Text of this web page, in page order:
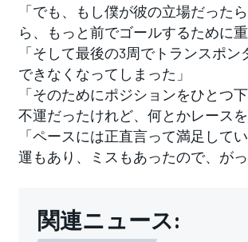
「でも、もし僕が彼の立場だった
ら、もっと前でゴールするために
「そして最後の3周でトランスポ
できなくなってしまった」
「そのためにポジションをひとつ
不運だったけれど、何とかレース
「ペースには正直言って満足して
運もあり、ミスもあったので、が
関連ニュース: